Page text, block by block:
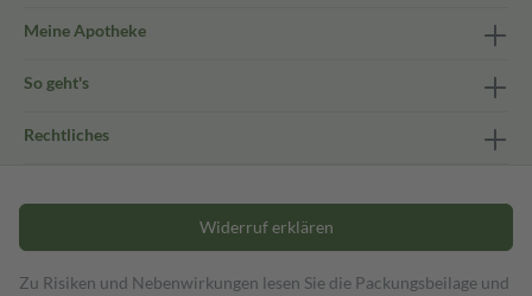
Meine Apotheke
So geht's
Rechtliches
Widerruf erklären
Zu Risiken und Nebenwirkungen lesen Sie die Packungsbeilage und